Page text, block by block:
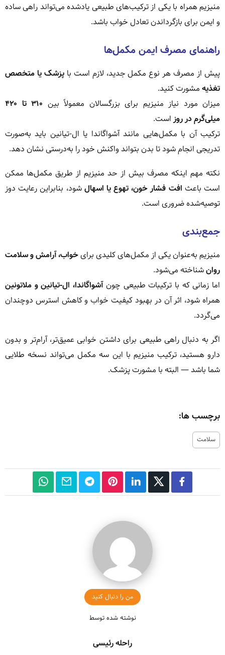
منیزیم همراه با یکی از ترکیب‌های طبیعی یادشده می‌تواند راهی ساده
و ایمن برای بازگرداندن تعادل خواب باشد.
راهنمای مصرف ایمن مکمل‌ها
پیش از مصرف هر نوع مکمل جدید، لازم است باپزشک یا متخصص
تغذیه مشورت کنید.
میزان مورد نیاز منیزیم برای بزرگسالان معمولاً بین
۳۱۰ تا ۴۲۰
میلی‌گرم در روزاست.
ترکیب آن با مکمل‌هایی مانند آشواگاندا یا ال-تیانین باید به‌صورت
تدریجی انجام شود تا بدن بتواند واکنش خود را به‌درستی نشان دهد.
نکته مهم اینکه مصرف بیش از حد منیزیم از طریق مکمل‌ها ممکن
است باعث افت فشار خون، تهوع یا اسهال شود، بنابراین رعایت دوز
توصیه‌شده ضروری است.
جمع‌بندی
منیزیم به‌عنوان یکی از مکمل‌های کلیدی برایخواب، آرامش و سلامت
روانشناخته می‌شود.
اما زمانی که با ترکیبات طبیعی چونآشواگاندا، ال-تیانین و ملاتونین
همراه شود، اثر آن در بهبود کیفیت خواب و کاهش استرس دوچندان
می‌گردد.
اگر به دنبال راهی طبیعی برای داشتن خوابی عمیق‌تر، آرام‌تر و بدون
دارو هستید، ترکیب منیزیم با این سه مکمل می‌تواند نسخه طلایی
شما باشد — البته با مشورت پزشک.
برچسب ها:
سلامت
من را دنبال کنید
نوشته شده توسط
راحله رئیسی